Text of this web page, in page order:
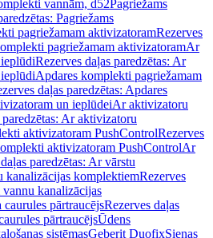
vannām, d52Pagriežams
Pagriežams
pagriežamam aktivizatoramRezerves
pagriežamam aktivizatoramAr
Rezerves daļas paredzētas: Ar
Apdares komplekti pagriežamam
daļas paredzētas: Apdares
un ieplūdeiAr aktivizatoru
paredzētas: Ar aktivizatoru
aktivizatoram PushControlRezerves
aktivizatoram PushControlAr
paredzētas: Ar vārstu
kanalizācijas komplektiemRezerves
vannu kanalizācijas
caurules pārtraucējsRezerves daļas
pārtraucējsŪdens
sistēmasGeberit DuofixSienas